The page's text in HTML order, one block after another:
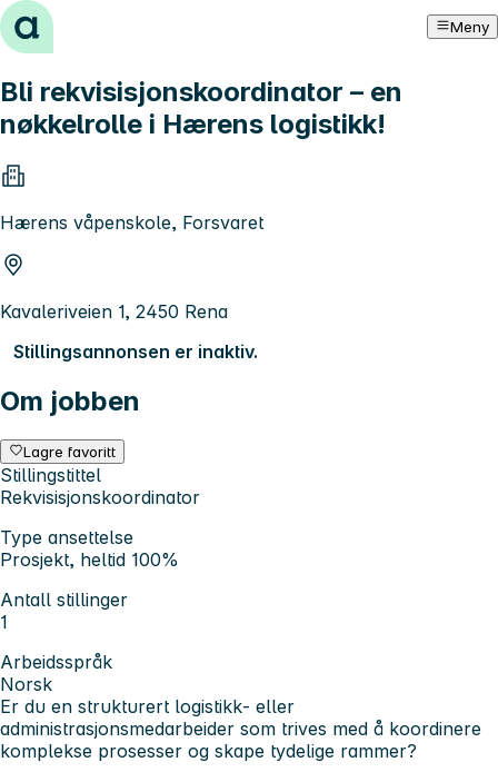
Hopp til innhold Meny
Bli rekvisisjonskoordinator – en
nøkkelrolle i Hærens logistikk!
Hærens våpenskole, Forsvaret
Kavaleriveien 1, 2450 Rena
Stillingsannonsen er inaktiv.
Om jobben
Lagre favoritt
Stillingstittel
Rekvisisjonskoordinator
Type ansettelse
Prosjekt, heltid 100%
Antall stillinger
1
Arbeidsspråk
Norsk
Er du en strukturert logistikk‑ eller
administrasjonsmedarbeider som trives med å koordinere
komplekse prosesser og skape tydelige rammer?